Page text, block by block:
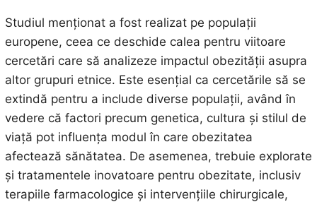
Studiul menționat a fost realizat pe populații
europene, ceea ce deschide calea pentru viitoare
cercetări care să analizeze impactul obezității asupra
altor grupuri etnice. Este esențial ca cercetările să se
extindă pentru a include diverse populații, având în
vedere că factori precum genetica, cultura și stilul de
viață pot influența modul în care obezitatea
afectează sănătatea. De asemenea, trebuie explorate
și tratamentele inovatoare pentru obezitate, inclusiv
terapiile farmacologice și intervențiile chirurgicale,